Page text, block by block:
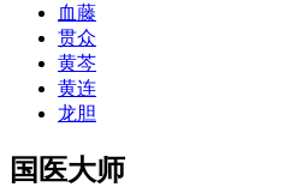
血藤
贯众
黄芩
黄连
龙胆
国医大师